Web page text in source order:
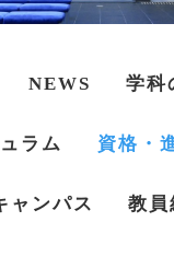
NEWS 学科
ラム 資格・
ャンパス 教員